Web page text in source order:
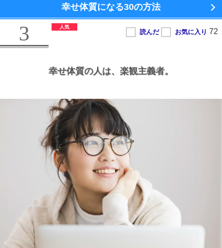
幸せ体質になる30の方法
3
幸せ体質の人は、 楽観主義者。